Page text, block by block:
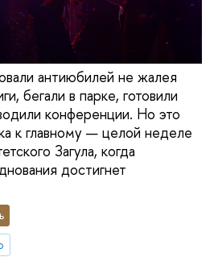
антиюбилей не жалея
бегали в парке, готовили
конференции. Но это
к главному — целой неделе
Загула, когда
достигнет